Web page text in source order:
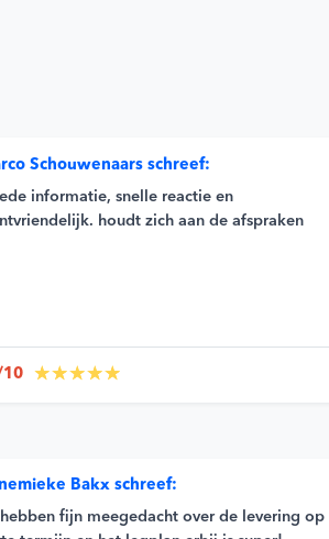
Schouwenaars schreef:
informatie, snelle reactie en
houdt zich aan de afspraken
10
Bakx schreef:
fijn meegedacht over de levering op